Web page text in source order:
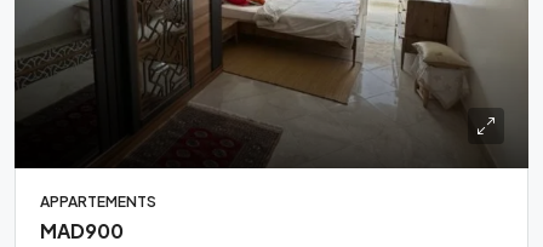
APPARTEMENTS
MAD900